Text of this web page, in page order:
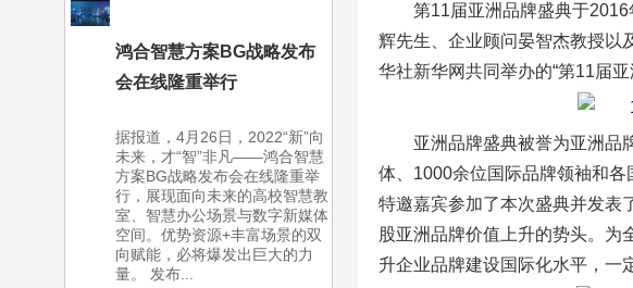
鸿合智慧方案BG战略发布
会在线隆重举行
据报道，4月26日，2022“新”向
未来，才“智”非凡——鸿合智慧
方案BG战略发布会在线隆重举
行，展现面向未来的高校智慧教
室、智慧办公场景与数字新媒体
空间。优势资源+丰富场景的双
向赋能，必将爆发出巨大的力
量。 发布...
第11届亚洲品牌盛典于
辉先生、企业顾问晏智杰教授以
华社新华网共同举办的“第11届亚
亚洲品牌盛典被誉为亚洲品
体、1000余位国际品牌领袖和
特邀嘉宾参加了本次盛典并发表
股亚洲品牌价值上升的势头。为
升企业品牌建设国际化水平，一